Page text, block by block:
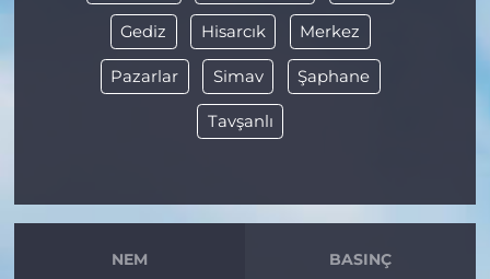
Gediz Hisarcık Merkez
Pazarlar Simav Şaphane
Tavşanlı
NEM BASINÇ